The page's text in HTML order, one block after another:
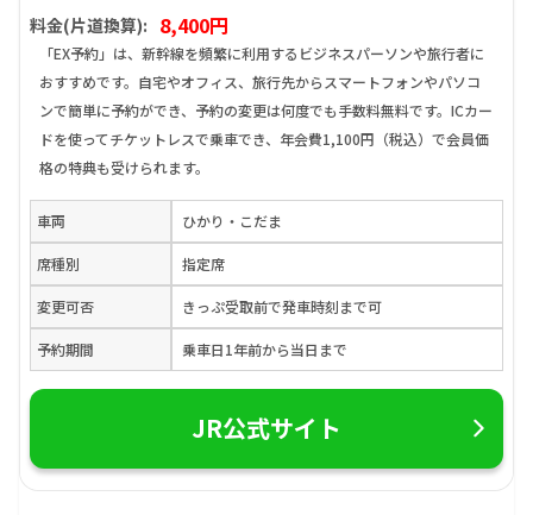
料金(片道換算): 8,400円
「EX予約」は、新幹線を頻繁に利用するビジネスパーソンや旅行者に
おすすめです。自宅やオフィス、旅行先からスマートフォンやパソコ
ンで簡単に予約ができ、予約の変更は何度でも手数料無料です。ICカー
ドを使ってチケットレスで乗車でき、年会費1,100円（税込）で会員価
格の特典も受けられます。
車両 ひかり・こだま
席種別 指定席
変更可否 きっぷ受取前で発車時刻まで可
予約期間 乗車日1年前から当日まで
JR公式サイト